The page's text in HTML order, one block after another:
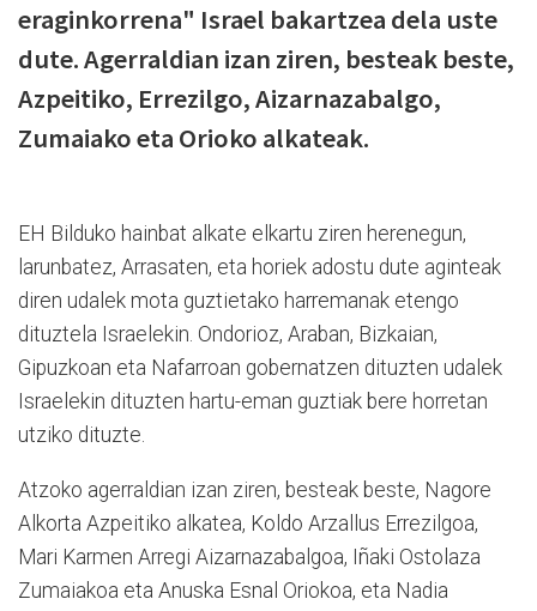
eraginkorrena" Israel bakartzea dela uste
dute. Agerraldian izan ziren, besteak beste,
Azpeitiko, Errezilgo, Aizarnazabalgo,
Zumaiako eta Orioko alkateak.
EH Bilduko hainbat alkate elkartu ziren herenegun,
larunbatez, Arrasaten, eta horiek adostu dute aginteak
diren udalek mota guztietako harremanak etengo
dituztela Israelekin. Ondorioz, Araban, Bizkaian,
Gipuzkoan eta Nafarroan gobernatzen dituzten udalek
Israelekin dituzten hartu-eman guztiak bere horretan
utziko dituzte.
Atzoko agerraldian izan ziren, besteak beste, Nagore
Alkorta Azpeitiko alkatea, Koldo Arzallus Errezilgoa,
Mari Karmen Arregi Aizarnazabalgoa, Iñaki Ostolaza
Zumaiakoa eta Anuska Esnal Oriokoa, eta Nadia